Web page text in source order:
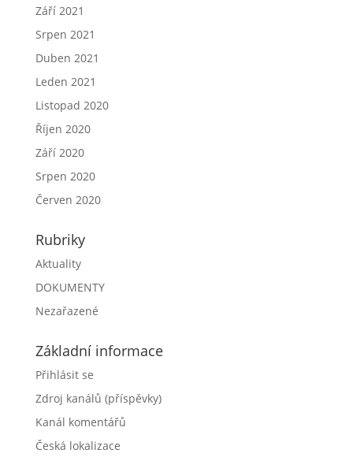
Září 2021
Srpen 2021
Duben 2021
Leden 2021
Listopad 2020
Říjen 2020
Září 2020
Srpen 2020
Červen 2020
Rubriky
Aktuality
DOKUMENTY
Nezařazené
Základní informace
Přihlásit se
Zdroj kanálů (příspěvky)
Kanál komentářů
Česká lokalizace